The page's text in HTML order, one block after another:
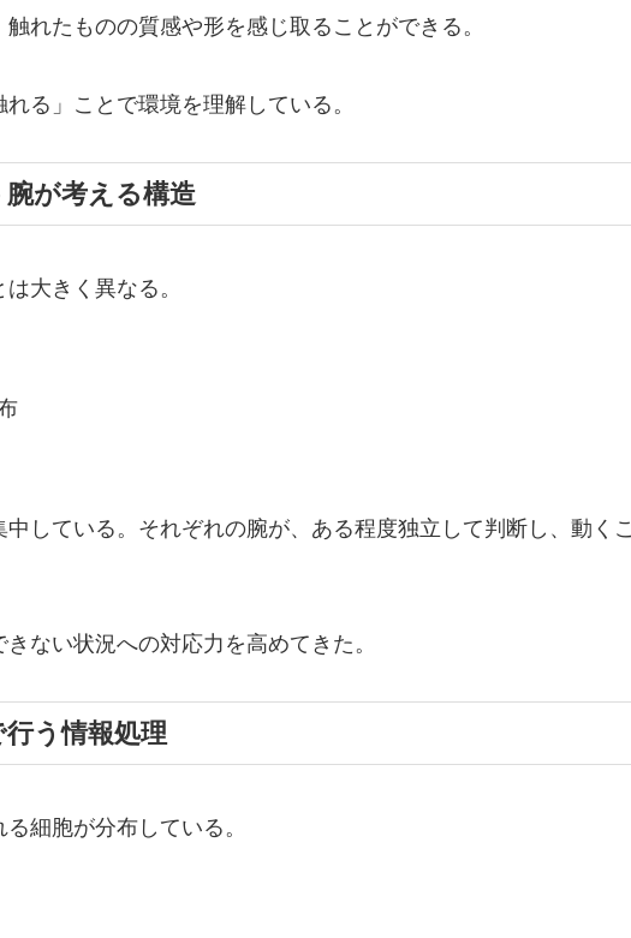
れたものの質感や形を感じ取ることができる。
る」ことで環境を理解している。
が考える構造
大きく異なる。
している。それぞれの腕が、ある程度独立して判断し、動くこ
ない状況への対応力を高めてきた。
う情報処理
細胞が分布している。